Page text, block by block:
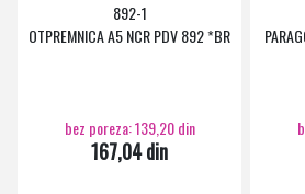
892-1
OTPREMNICA A5 NCR PDV 892 *BR
bez poreza: 139,20 din
167,04 din